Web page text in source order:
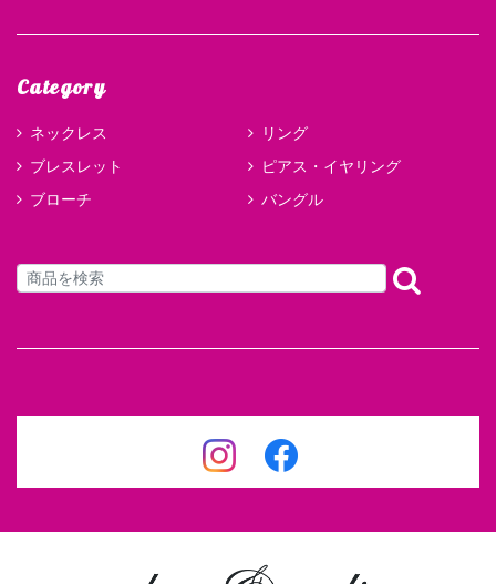
Category
ネックレス
リング
ブレスレット
ピアス・イヤリング
ブローチ
バングル